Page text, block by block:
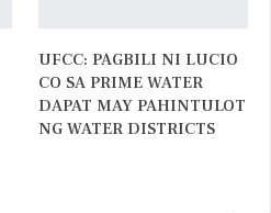
UFCC: PAGBILI NI LUCIO
CO SA PRIME WATER
DAPAT MAY PAHINTULOT
NG WATER DISTRICTS